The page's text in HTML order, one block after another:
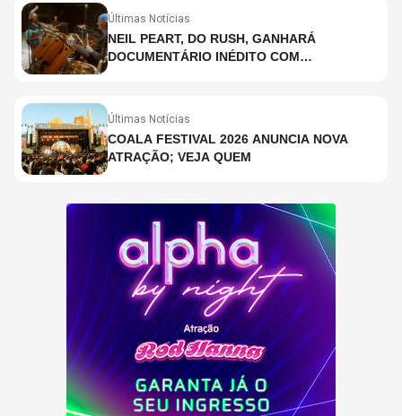
Últimas Notícias
NEIL PEART, DO RUSH, GANHARÁ
DOCUMENTÁRIO INÉDITO COM
Últimas Notícias
COALA FESTIVAL 2026 ANUNCIA NOVA
ATRAÇÃO; VEJA QUEM